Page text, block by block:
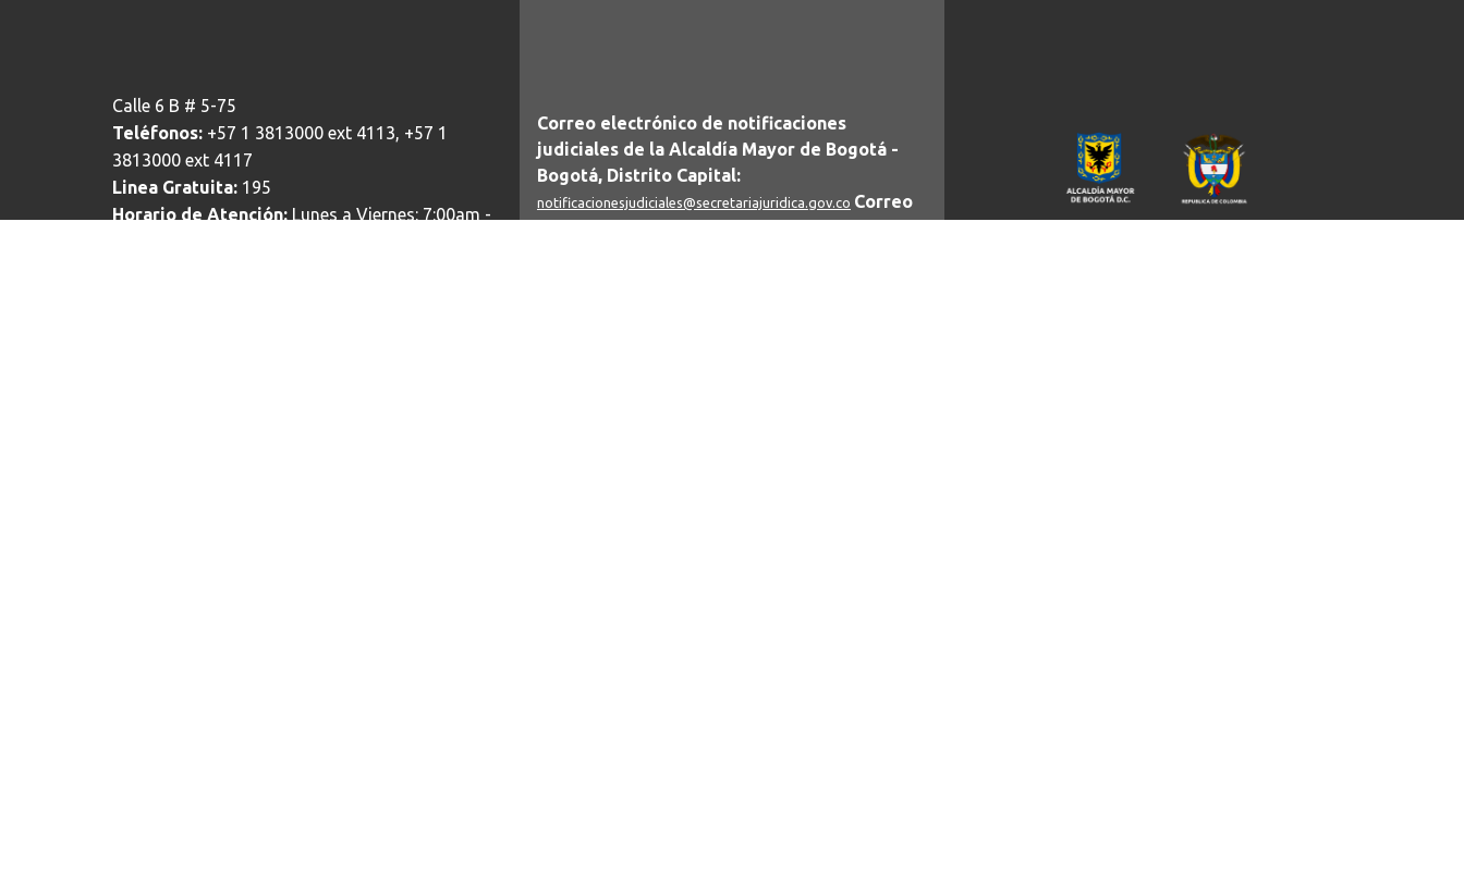
Calle 6 B # 5-75
Teléfonos: +57 1 3813000 ext 4113, +57 1
3813000 ext 4117
Linea Gratuita: 195
Horario de Atención: Lunes a Viernes: 7:00am -
Correo electrónico de notificaciones
judiciales de la Alcaldía Mayor de Bogotá -
Bogotá, Distrito Capital:
notificacionesjudiciales@secretariajuridica.gov.co Correo